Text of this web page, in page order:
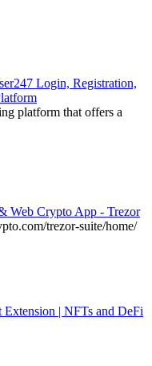
Login, Registration,
platform that offers a
Web Crypto App - Trezor
trezor-suite/home/
| NFTs and DeFi